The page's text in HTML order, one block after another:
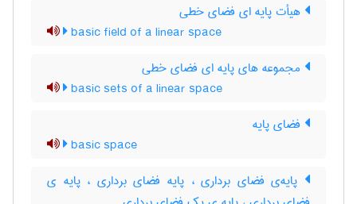
هیأت پایه ای فضای خطی
basic field of a linear space
مجموعه های پایه ای فضای خطی
basic sets of a linear space
فضای پایه
basic space
پایه‌ی فضای برداری ، پایه فضای برداری ، پایه ی